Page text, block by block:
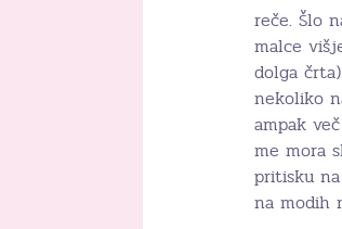
reče. Šlo
malce
dolga
nekoliko
ampak
me mora
pritisku
na modih